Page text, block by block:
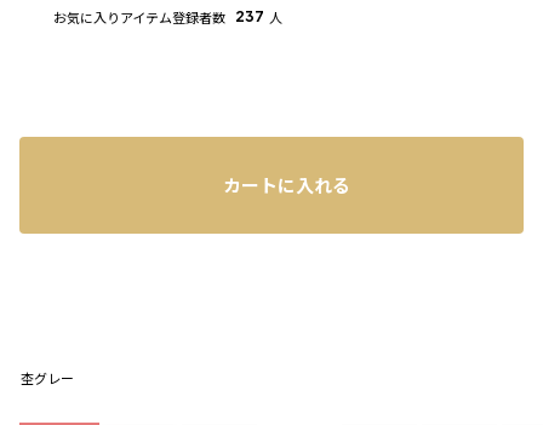
杢グレー
お気に入りアイテム登録者数 237 人
カートに入れる